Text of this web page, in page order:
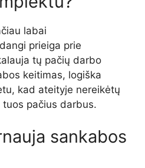
labai
prieiga prie
tų pačių darbo
keitimas, logiška
kad ateityje nereikėtų
pačius darbus.
sankabos